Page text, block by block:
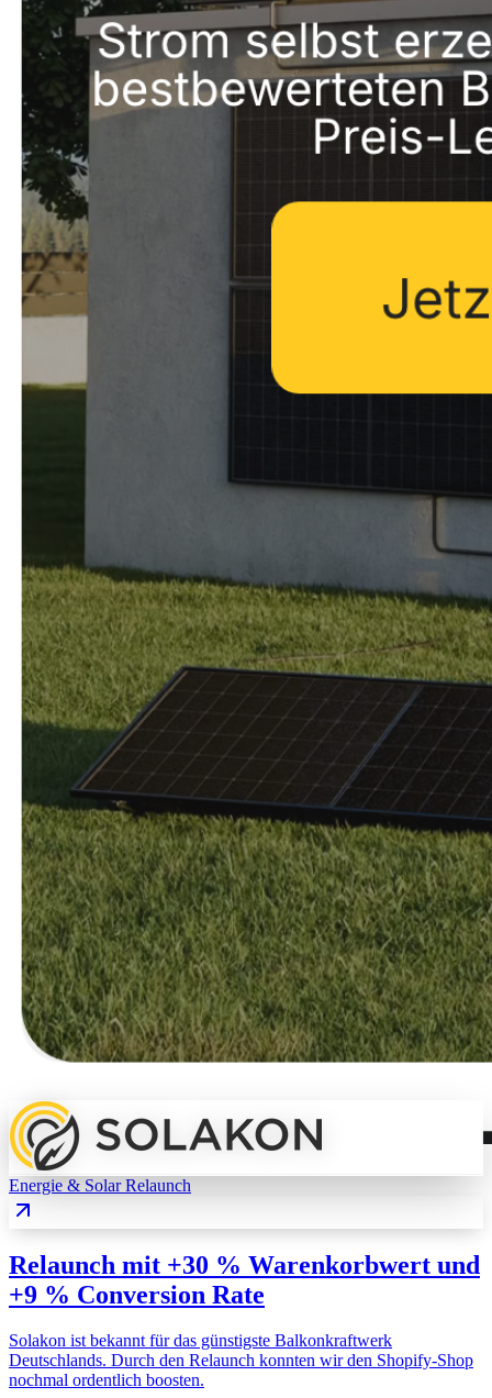
Energie & Solar Relaunch
Relaunch mit +30 % Warenkorbwert und
+9 % Conversion Rate
Solakon ist bekannt für das günstigste Balkonkraftwerk
Deutschlands. Durch den Relaunch konnten wir den Shopify-Shop
nochmal ordentlich boosten.